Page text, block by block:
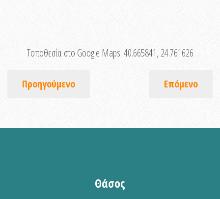
Τοποθεσία στο Google Maps:40.665841, 24.761626
Προηγούμενο Επόμενο
Θάσος